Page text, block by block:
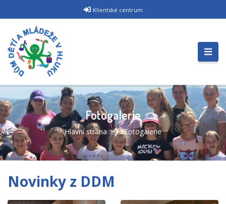
Klientské centrum
Fotogalerie
Hlavní strana Fotogalerie
Novinky z DDM